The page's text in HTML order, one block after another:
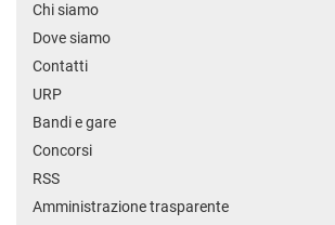
Chi siamo
Dove siamo
Contatti
URP
Bandi e gare
Concorsi
RSS
Amministrazione trasparente